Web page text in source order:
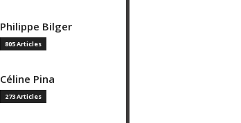
Philippe Bilger
805 Articles
Céline Pina
273 Articles